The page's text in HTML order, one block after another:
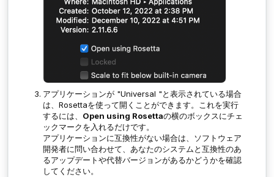
アプリケーションが "Universal "と表示されている場合
は、Rosettaを使って開くことができます。これを実行
するには、 Open using Rosettaの横のボックスにチェ
ックマークを入れるだけです。
アプリケーションに互換性がない場合は、ソフトウェア
開発者に問い合わせて、あなたのシステムと互換性のあ
るアップデートや代替バージョンがあるかどうかを確認
してください。